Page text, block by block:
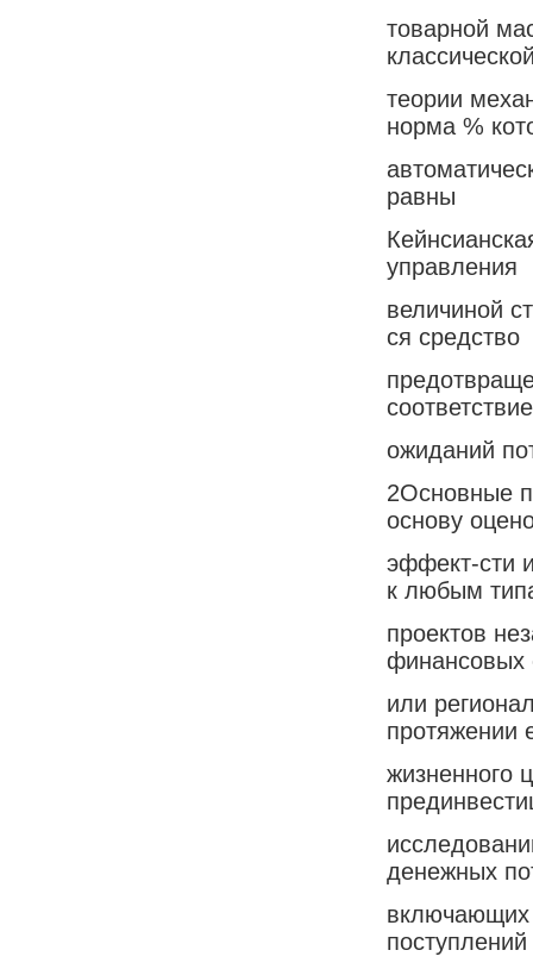
товарной
теории
норма %
равны
управления
величиной
ся средство
ожиданий
2Основные
основу
эффект-сти
к любым
проектов
финансовых
или
протяжении
жизненного
денежных
включающих
поступлений